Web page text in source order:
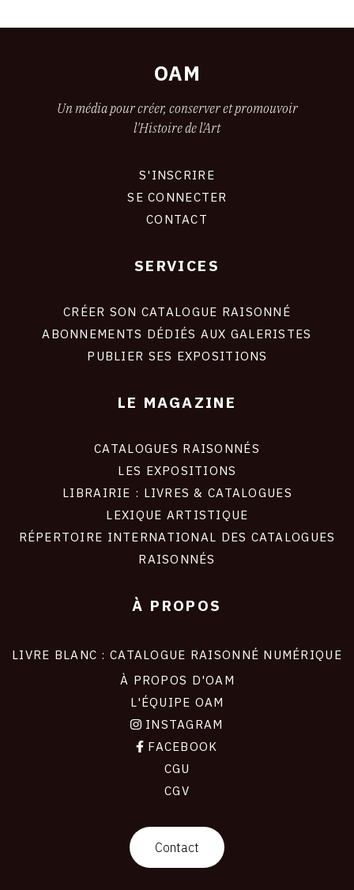
OAM
Un média pour créer, conserver et promouvoir
l'Histoire de l'Art
S'INSCRIRE
SE CONNECTER
CONTACT
SERVICES
CRÉER SON CATALOGUE RAISONNÉ
ABONNEMENTS DÉDIÉS AUX GALERISTES
PUBLIER SES EXPOSITIONS
LE MAGAZINE
CATALOGUES RAISONNÉS
LES EXPOSITIONS
LIBRAIRIE : LIVRES & CATALOGUES
LEXIQUE ARTISTIQUE
RÉPERTOIRE INTERNATIONAL DES CATALOGUES
RAISONNÉS
À PROPOS
LIVRE BLANC : CATALOGUE RAISONNÉ NUMÉRIQUE
À PROPOS D'OAM
L'ÉQUIPE OAM
INSTAGRAM
FACEBOOK
CGU
CGV
Contact